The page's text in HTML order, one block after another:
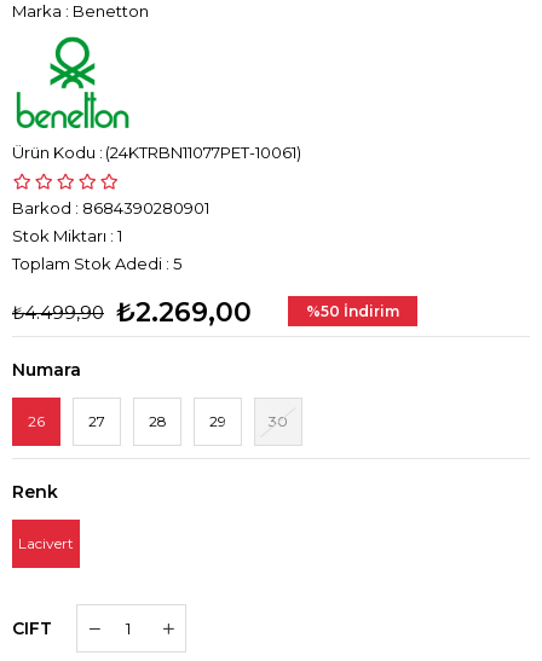
Marka : Benetton
(24KTRBN11077PET-10061)
Barkod : 8684390280901
Stok Miktarı : 1
Toplam Stok Adedi : 5
₺4.499,90 ₺2.269,00 %50 İndirim
Numara
26 27 28 29 30
Renk
Lacivert
CIFT